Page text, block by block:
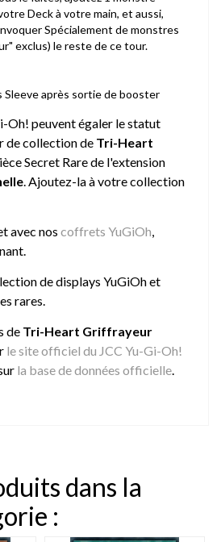
Deck à votre main, et aussi,
Spécialement de monstres
exclus) le reste de ce tour.
Sleeve après sortie de booster
Oh! peuvent égaler le statut
de collection de Tri-Heart
Secret Rare de l'extension
. Ajoutez-la à votre collection
avec nos coffrets YuGiOh,
dedisplays YuGiOhet
rares.
de Tri-Heart Griffrayeur
le site officiel du JCC Yu-Gi-Oh!
la base de données officielle.
dans la
: